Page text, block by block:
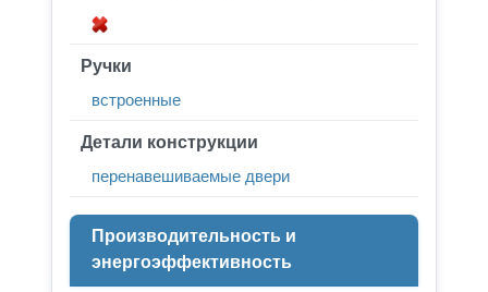
Ручки
встроенные
Детали конструкции
перенавешиваемые двери
Производительность и
энергоэффективность